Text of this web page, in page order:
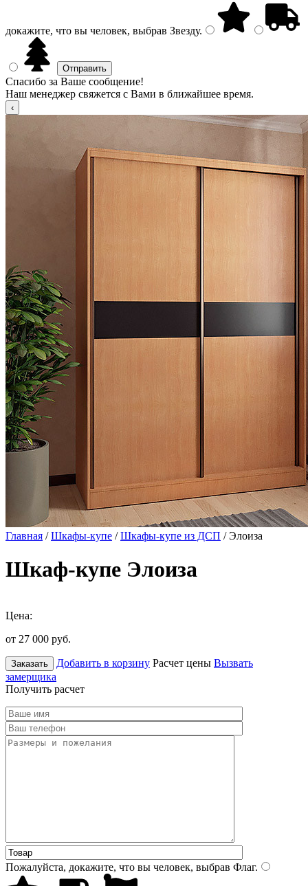
докажите, что вы человек, выбрав Звезду.
Спасибо за Ваше сообщение!
Наш менеджер свяжется с Вами в ближайшее время.
Главная /Шкафы-купе /Шкафы-купе из ДСП / Элоиза
Шкаф-купе Элоиза
Цена:
от 27 000 руб.
Заказать Добавить в корзину Расчет цены Вызвать
замерщика
Получить расчет
Пожалуйста, докажите, что вы человек, выбрав Флаг.